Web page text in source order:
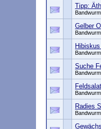
Tipp:
Bandwurm
Gelber
Bandwurm
Bandwurm
Suche
Bandwurm
Bandwurm
Radies
Bandwurm